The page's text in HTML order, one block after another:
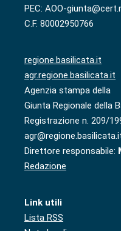
PEC: AOO-
C.F. 80002950766
regione.basilicata.it
agr.regione.basilicata.it
Agenzia stampa della
Giunta Regionale della
Registrazione n. 209/
Direttore responsabile:
Redazione
Link utili
Lista RSS